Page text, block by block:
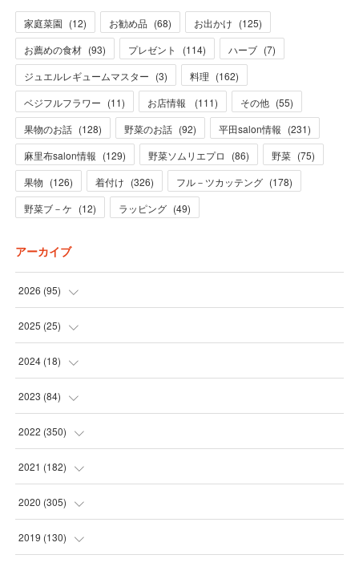
家庭菜園 (12) お勧め品 (68) お出かけ (125)
お薦めの食材 (93) プレゼント (114) ハーブ (7)
ジュエルレギュームマスター (3) 料理 (162)
ベジフルフラワー (11) お店情報 (111) その他 (55)
果物のお話 (128) 野菜のお話 (92) 平田salon情報 (231)
麻里布salon情報 (129) 野菜ソムリエプロ (86) 野菜 (75)
果物 (126) 着付け (326) フル－ツカッテング (178)
野菜ブ－ケ (12) ラッピング (49)
アーカイブ
2026 (95)
(5
(31 )
(28
(31
2025 (25)
(3
(19 )
(1)
(1)
2024(18)
(1
(12
(2)
(1)
2023 (84)
(1)
(24
(24
(1)
2022 (350)
(16
(30
(31
2021 (182)
(25
(17
2020 (305)
(31
2019 (130)